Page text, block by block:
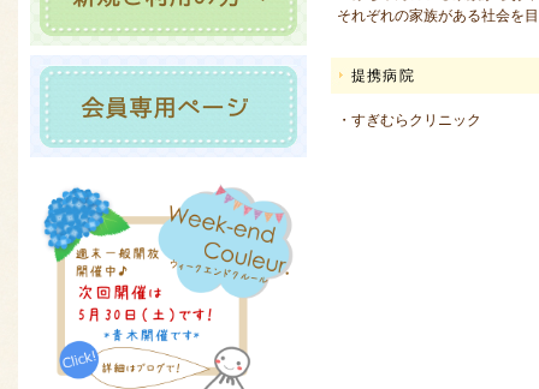
それぞれの家族がある社会を
提携病院
・すぎむらクリニック